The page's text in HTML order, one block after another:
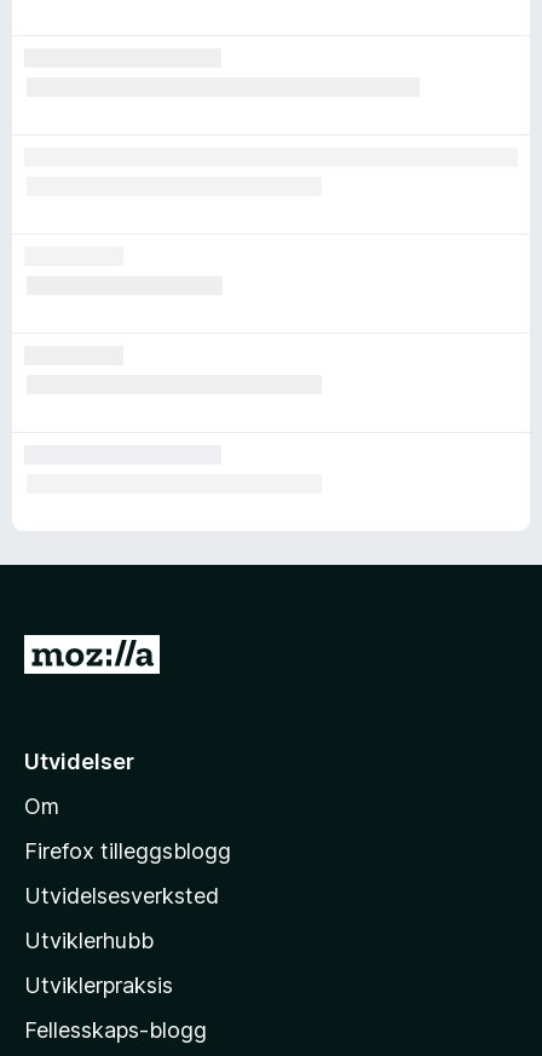
G
i
M
o
l
l
s
Utvidelser
Om
Firefox tilleggsblogg
Utvidelsesverksted
Utviklerhubb
Utviklerpraksis
Fellesskaps-blogg